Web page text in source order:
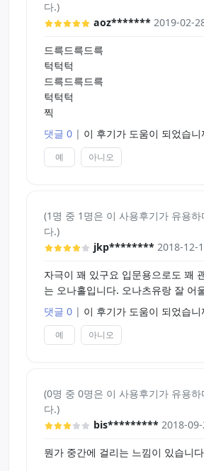
다.)
aoz******* 2019-02-
드륵드륵드륵
턱턱턱
드륵드륵드륵
턱턱턱
찍
댓글 0 | 이 후기가 도움이 되었습니
예 아니오
(1명 중 1명은 이 사용후기가 유용하
다.)
jkp******** 2018-12-
자극이 꽤 있구요 입문용으로도 꽤
는 오나홀입니다. 오나츠유랑 잘 어
댓글 0 | 이 후기가 도움이 되었습니
예 아니오
(0명 중 0명은 이 사용후기가 유용하
다.)
bis********* 2018-
뭔가 중간에 걸리는 느낌이 있습니